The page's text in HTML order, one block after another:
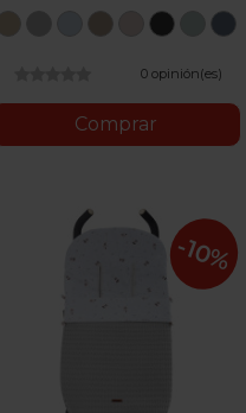
Beige AzulPiedra
RosaNegro
0 opinión(es)
Comprar
-10%